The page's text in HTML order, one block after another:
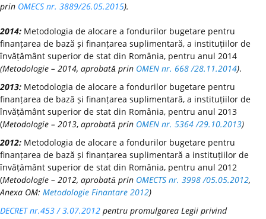
prin OMECS nr. 3889/26.05.2015).
2014: Metodologia de alocare a fondurilor bugetare pentru
finanțarea de bază și finanțarea suplimentară, a instituțiilor de
învățământ superior de stat din România, pentru anul 2014
(Metodologie – 2014, aprobată prin OMEN nr. 668 /28.11.2014).
2013: Metodologia de alocare a fondurilor bugetare pentru
finanțarea de bază și finanțarea suplimentară, a instituțiilor de
învățământ superior de stat din România, pentru anul 2013
(Metodologie – 2013, aprobată prin OMEN nr. 5364 /29.10.2013)
2012: Metodologia de alocare a fondurilor bugetare pentru
finanțarea de bază și finanțarea suplimentară a instituțiilor de
învățământ superior de stat din România, pentru anul 2012
(Metodologie – 2012, aprobată prin OMECTS nr. 3998 /05.05.2012,
Anexa OM: Metodologie Finantare 2012)
DECRET nr.453 / 3.07.2012 pentru promulgarea Legii privind